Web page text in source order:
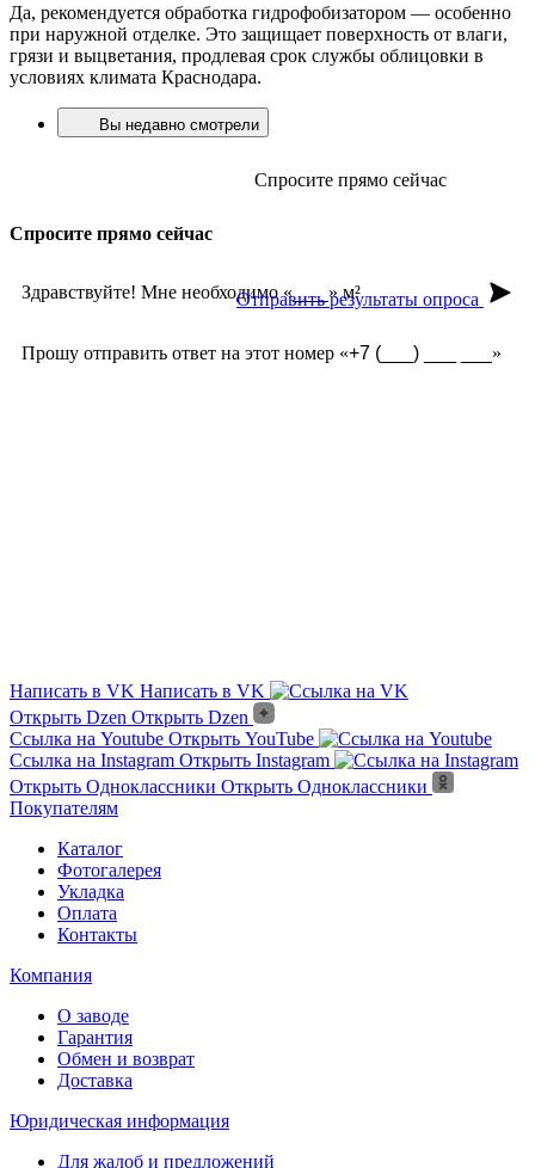
Да, рекомендуется обработка гидрофобизатором — особенно
при наружной отделке. Это защищает поверхность от влаги,
грязи и выцветания, продлевая срок службы облицовки в
условиях климата Краснодара.
Вы недавно смотрели
Спросите прямо сейчас
Спросите прямо сейчас
Здравствуйте! Мне необходимо « » м²
Прошу отправить ответ на этот номер « »
Отправить результаты опроса
Написать в VK Написать в VK
Открыть Dzen Открыть Dzen
Ссылка на Youtube Открыть YouTube
Ссылка на Instagram Открыть Instagram
Открыть Одноклассники Открыть Одноклассники
Покупателям
Каталог
Фотогалерея
Укладка
Оплата
Контакты
Компания
О заводе
Гарантия
Обмен и возврат
Доставка
Юридическая информация
Для жалоб и предложений